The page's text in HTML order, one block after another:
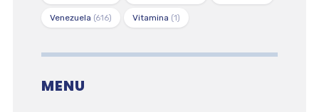
Venezuela (616) Vitamina (1)
MENU